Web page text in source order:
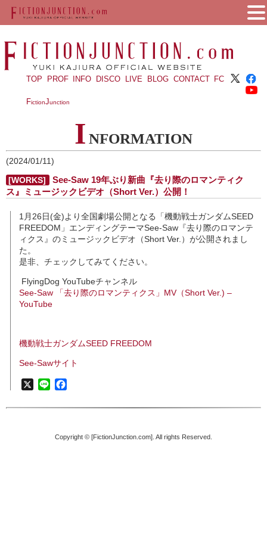
TOP PROF INFO DISCO LIVE BLOG CONTACT FC
FictionJunction
I NFORMATION
(2024/01/11)
[WORKS]
See-Saw 19年ぶり新曲『去り際のロマンティク
ス』ミュージックビデオ（Short Ver.）公開！
1月26日(金)より全国劇場公開となる「機動戦士ガンダムSEED
FREEDOM」エンディングテーマSee-Saw『去り際のロマンテ
ィクス』のミュージックビデオ（Short Ver.）が公開されまし
た。
是非、チェックしてみてください。
FlyingDog YouTubeチャンネル
See-Saw 「去り際のロマンティクス」MV（Short Ver.) –
YouTube
機動戦士ガンダムSEED FREEDOM
See-Sawサイト
X Line
Copyright © [FictionJunction.com]. All rights Reserved.